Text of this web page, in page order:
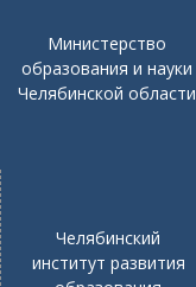
Министерство
образования и науки
Челябинской области
Челябинский
институт развития